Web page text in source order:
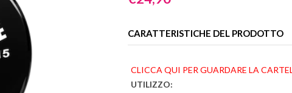
CARATTERISTICHE DEL PRODOTTO
CLICCA QUI PER GUARDARE LA
UTILIZZO: